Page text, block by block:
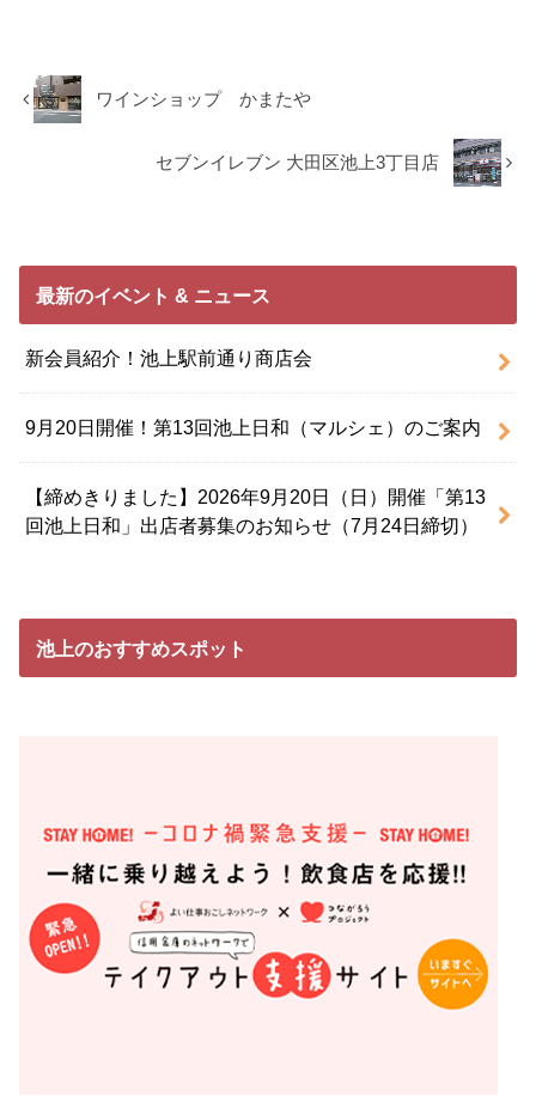
ワインショップ かまたや
セブンイレブン 大田区池上3丁目店
最新のイベント & ニュース
新会員紹介！池上駅前通り商店会
9月20日開催！第13回池上日和（マルシェ）のご案内
【締めきりました】2026年9月20日（日）開催「第13
回池上日和」出店者募集のお知らせ（7月24日締切）
池上のおすすめスポット